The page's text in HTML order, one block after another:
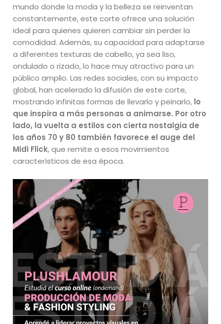
mundo donde la moda y la belleza se reinventan
constantemente, este corte ofrece una solución
ideal para quienes quieren cambiar sin perder la
comodidad. Además, su capacidad para adaptarse
a diferentes texturas de cabello, ya sea liso,
ondulado o rizado, lo hace muy atractivo para un
público amplio. Las redes sociales, con su impacto
global, han acelerado la difusión de este corte,
mostrando infinitas formas de llevarlo y peinarlo, lo
que inspira a más personas a animarse. Por otro
lado, la vuelta a estilos con cierta nostalgia de
los años 70 y 80 también favorece el auge del
Midi Flick, que remite a esos movimientos
característicos de esa época.